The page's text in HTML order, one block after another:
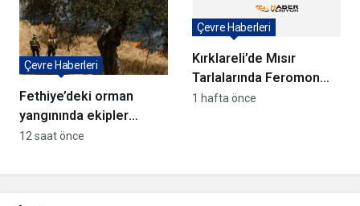
Fethiye’deki orman
yangınında ekipler
anında müdahale ediyor
Çevre Haberleri
12 saat önce
Kırklareli’de Mısır
Tarlalarında Feromon
Tuzaklarıyla Verim
Çevre Haberleri
1 hafta önce